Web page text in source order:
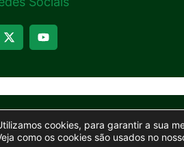
cookies, para garantir a sua
como os cookies são usados no